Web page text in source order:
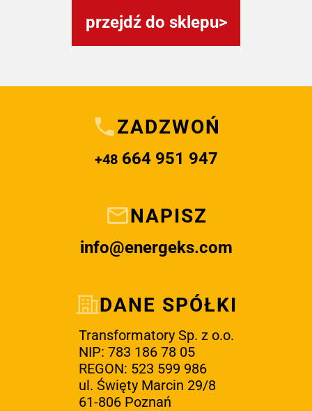
przejdź do sklepu
ZADZWOŃ
+48664 951 947
NAPISZ
info@energeks.com
DANE SPÓŁKI
Transformatory Sp. z o.o.
NIP: 783 186 78 05
REGON: 523 599 986
ul. Święty Marcin 29/8
61-806 Poznań